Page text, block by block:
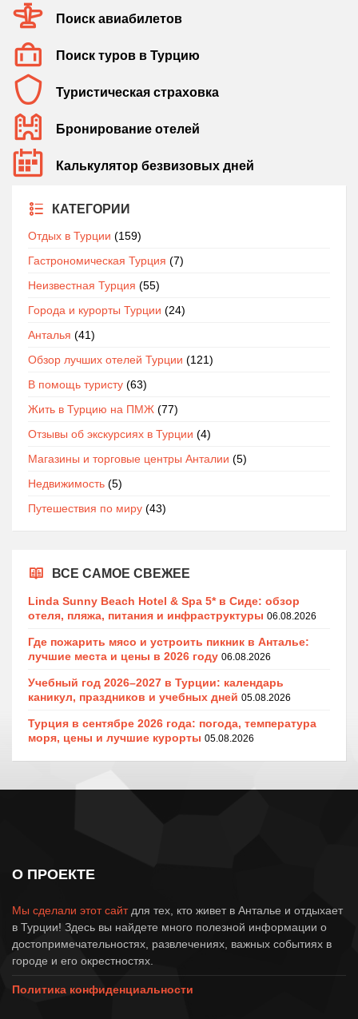
Поиск авиабилетов
Поиск туров в Турцию
Туристическая страховка
Бронирование отелей
Калькулятор безвизовых дней
КАТЕГОРИИ
Отдых в Турции (159)
Гастрономическая Турция (7)
Неизвестная Турция (55)
Города и курорты Турции (24)
Анталья (41)
Обзор лучших отелей Турции (121)
В помощь туристу (63)
Жить в Турцию на ПМЖ (77)
Отзывы об экскурсиях в Турции (4)
Магазины и торговые центры Анталии (5)
Недвижимость (5)
Путешествия по миру (43)
ВСЕ САМОЕ СВЕЖЕЕ
Linda Sunny Beach Hotel & Spa 5* в Сиде: обзор
отеля, пляжа, питания и инфраструктуры 06.08.2026
Где пожарить мясо и устроить пикник в Анталье:
лучшие места и цены в 2026 году 06.08.2026
Учебный год 2026–2027 в Турции: календарь
каникул, праздников и учебных дней 05.08.2026
Турция в сентябре 2026 года: погода, температура
моря, цены и лучшие курорты 05.08.2026
О ПРОЕКТЕ
Мы сделали этот сайтдля тех, кто живет в Анталье и отдыхает
в Турции! Здесь вы найдете много полезной информации о
достопримечательностях, развлечениях, важных событиях в
городе и его окрестностях.
Политика конфиденциальности